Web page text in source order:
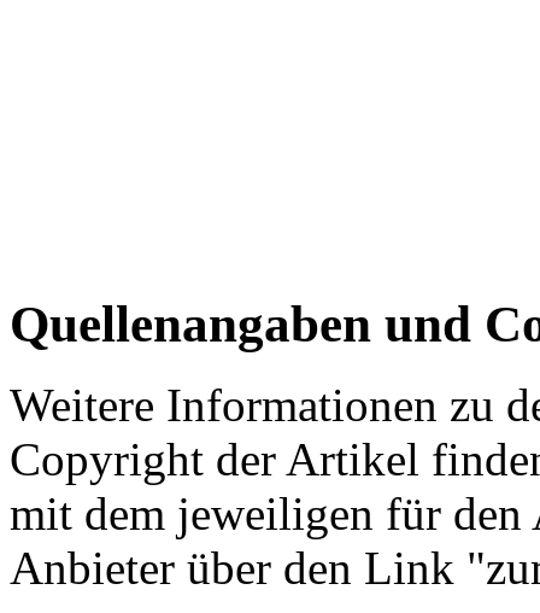
Quellenangaben und
Weitere Informationen zu
Copyright der Artikel
mit dem jeweiligen für
Anbieter über den Link